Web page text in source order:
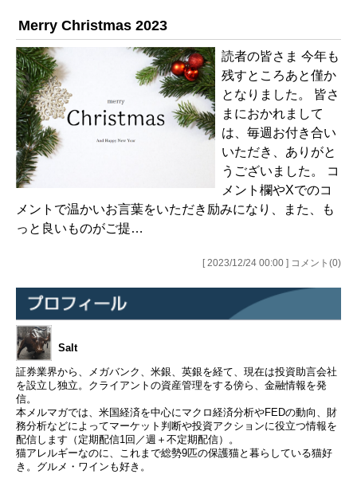
Merry Christmas 2023
読者の皆さま 今年も
残すところあと僅か
となりました。 皆さ
まにおかれまして
は、毎週お付き合い
いただき、ありがと
うございました。 コ
メント欄やXでのコ
メントで温かいお言葉をいただき励みになり、また、も
っと良いものがご提…
[ 2023/12/24 00:00 ] コメント(0)
Salt
証券業界から、メガバンク、米銀、英銀を経て、現在は投資助言会社
を設立し独立。クライアントの資産管理をする傍ら、金融情報を発
信。
本メルマガでは、米国経済を中心にマクロ経済分析やFEDの動向、財
務分析などによってマーケット判断や投資アクションに役立つ情報を
配信します（定期配信1回／週＋不定期配信）。
猫アレルギーなのに、これまで総勢9匹の保護猫と暮らしている猫好
き。グルメ・ワインも好き。